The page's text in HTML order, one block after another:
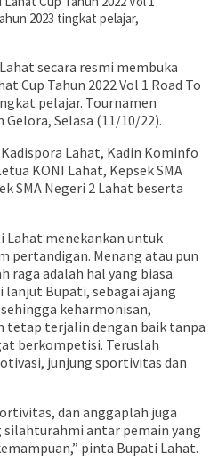
2023 tingkat pelajar,
secara resmi membuka
Cup Tahun 2022 Vol 1 Road To
pelajar. Tournamen
Selasa (11/10/22).
Lahat, Kadin Kominfo
KONI Lahat, Kepsek SMA
SMA Negeri 2 Lahat beserta
Lahat menekankan untuk
pertandigan. Menang atau pun
raga adalah hal yang biasa.
Bupati, sebagai ajang
keharmonisan,
tetap terjalin dengan baik tanpa
berkompetisi. Teruslah
junjung sportivitas dan
dan anggaplah juga
antar pemain yang
pinta Bupati Lahat.